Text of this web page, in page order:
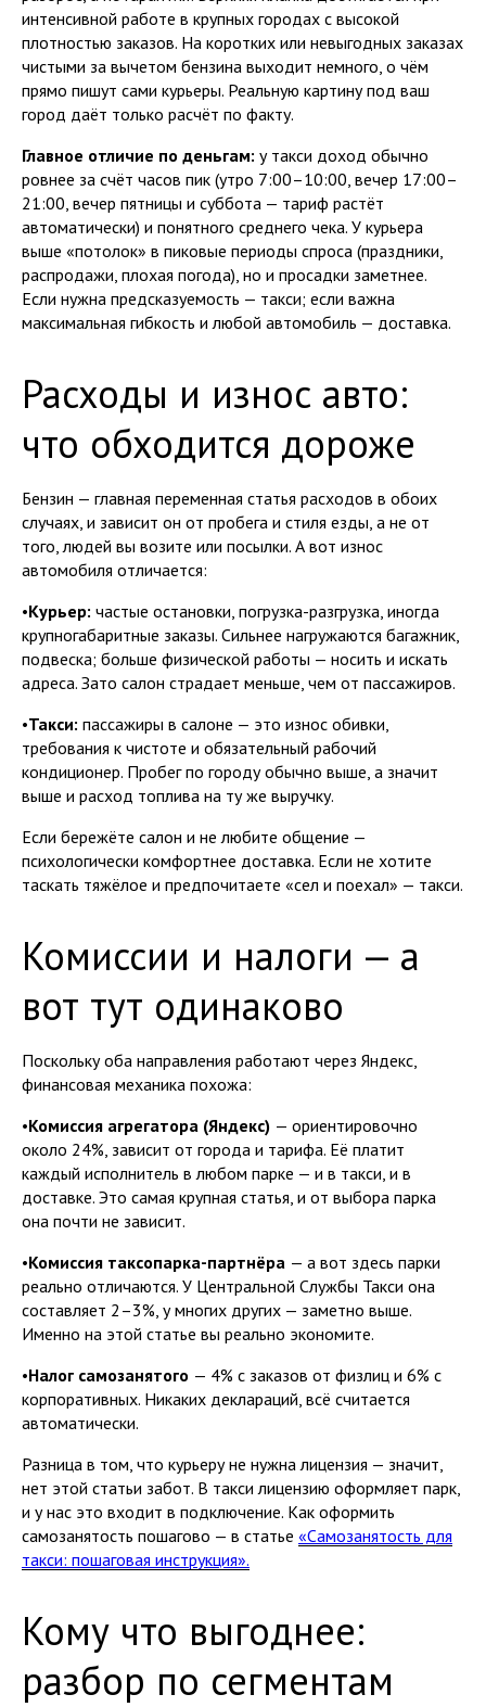
интенсивной работе в крупных городах с высокой
плотностью заказов. На коротких или невыгодных заказах
чистыми за вычетом бензина выходит немного, о чём
прямо пишут сами курьеры. Реальную картину под ваш
город даёт только расчёт по факту.
Главное отличие по деньгам: у такси доход обычно
ровнее за счёт часов пик (утро 7:00–10:00, вечер 17:00–
21:00, вечер пятницы и суббота — тариф растёт
автоматически) и понятного среднего чека. У курьера
выше «потолок» в пиковые периоды спроса (праздники,
распродажи, плохая погода), но и просадки заметнее.
Если нужна предсказуемость — такси; если важна
максимальная гибкость и любой автомобиль — доставка.
Расходы и износ авто:
что обходится дороже
Бензин — главная переменная статья расходов в обоих
случаях, и зависит он от пробега и стиля езды, а не от
того, людей вы возите или посылки. А вот износ
автомобиля отличается:
•Курьер: частые остановки, погрузка-разгрузка, иногда
крупногабаритные заказы. Сильнее нагружаются багажник,
подвеска; больше физической работы — носить и искать
адреса. Зато салон страдает меньше, чем от пассажиров.
•Такси: пассажиры в салоне — это износ обивки,
требования к чистоте и обязательный рабочий
кондиционер. Пробег по городу обычно выше, а значит
выше и расход топлива на ту же выручку.
Если бережёте салон и не любите общение —
психологически комфортнее доставка. Если не хотите
таскать тяжёлое и предпочитаете «сел и поехал» — такси.
Комиссии и налоги — а
вот тут одинаково
Поскольку оба направления работают через Яндекс,
финансовая механика похожа:
•Комиссия агрегатора (Яндекс) — ориентировочно
около 24%, зависит от города и тарифа. Её платит
каждый исполнитель в любом парке — и в такси, и в
доставке. Это самая крупная статья, и от выбора парка
она почти не зависит.
•Комиссия таксопарка-партнёра — а вот здесь парки
реально отличаются. У Центральной Службы Такси она
составляет 2–3%, у многих других — заметно выше.
Именно на этой статье вы реально экономите.
•Налог самозанятого — 4% с заказов от физлиц и 6% с
корпоративных. Никаких деклараций, всё считается
автоматически.
Разница в том, что курьеру не нужна лицензия — значит,
нет этой статьи забот. В такси лицензию оформляет парк,
и у нас это входит в подключение. Как оформить
самозанятость пошагово — в статье «Самозанятость для
такси: пошаговая инструкция».
Кому что выгоднее:
разбор по сегментам